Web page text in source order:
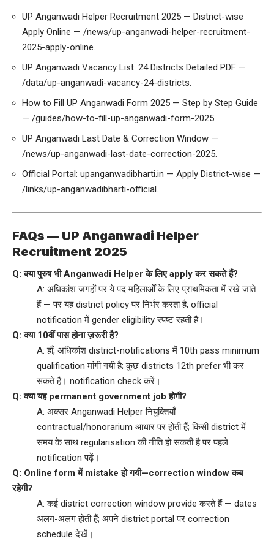
UP Anganwadi Helper Recruitment 2025 — District-wise
Apply Online — /news/up-anganwadi-helper-recruitment-
2025-apply-online.
UP Anganwadi Vacancy List: 24 Districts Detailed PDF —
/data/up-anganwadi-vacancy-24-districts.
How to Fill UP Anganwadi Form 2025 — Step by Step Guide
— /guides/how-to-fill-up-anganwadi-form-2025.
UP Anganwadi Last Date & Correction Window —
/news/up-anganwadi-last-date-correction-2025.
Official Portal: upanganwadibharti.in — Apply District-wise —
/links/up-anganwadibharti-official.
FAQs — UP Anganwadi Helper
Recruitment 2025
Q: क्या पुरुष भी Anganwadi Helper के लिए apply कर सकते हैं?
A: अधिकांश जगहों पर ये पद महिलाओँ के लिए प्राथमिकता में रखे जाते
हैं — पर यह district policy पर निर्भर करता है; official
notification में gender eligibility स्पष्ट रहती है।
Q: क्या 10वीं पास होना ज़रूरी है?
A: हाँ, अधिकांश district-notifications में 10th pass minimum
qualification मांगी गयी है; कुछ districts 12th prefer भी कर
सकते हैं। notification check करें।
Q: क्या यह permanent government job होगी?
A: अक्सर Anganwadi Helper नियुक्तियाँ
contractual/honorarium आधार पर होती हैं; किसी district में
समय के साथ regularisation की नीति हो सकती है पर पहले
notification पढ़ें।
Q: Online form में mistake हो गयी—correction window कब
रहेगी?
A: कई district correction window provide करते हैं — dates
अलग-अलग होती हैं; अपने district portal पर correction
schedule देखें।